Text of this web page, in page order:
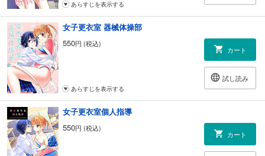
あらすじを表示する
女子更衣室 器械体操部
550円 (税込)
カート
試し読み
あらすじを表示する
女子更衣室個人指導
550円 (税込)
カート